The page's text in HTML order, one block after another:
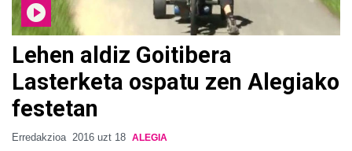
Lehen aldiz Goitibera
Lasterketa ospatu zen Alegiako
festetan
Erredakzioa 2016 uzt 18 ALEGIA